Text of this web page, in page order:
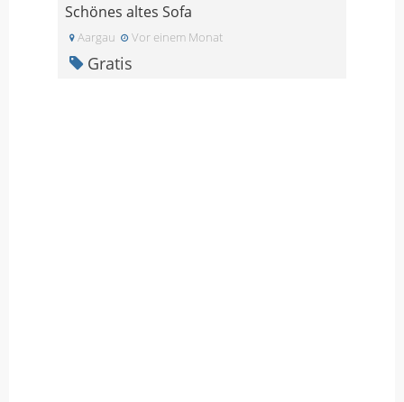
Schönes altes Sofa
Aargau Vor einem Monat
Gratis